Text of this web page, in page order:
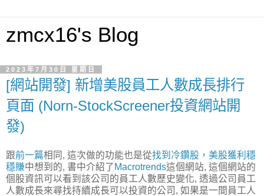
zmcx16's Blog
2023年7月30日 星期日
[網站開發] 新增美股員工人數成長排行
頁面 (Norn-StockScreener投資網站開
發)
跟前一篇相同, 這次做的功能也是從找到冷鑽股，美股獲利穩
穩賺中想到的, 書中介紹了 Macrotrends這個網站, 這個網站的
個股資訊可以看到該公司的員工人數歷史變化, 透過公司員工
人數成長來尋找持續成長可以投資的公司, 如果是一間員工人